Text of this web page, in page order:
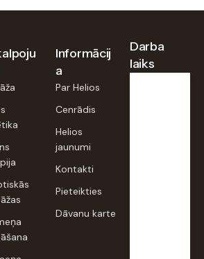
Informācij
a
Par Helios
Cenrādis
Helios
jaunumi
Kontakti
Pieteikties
Dāvanu karte
Darba
laiks